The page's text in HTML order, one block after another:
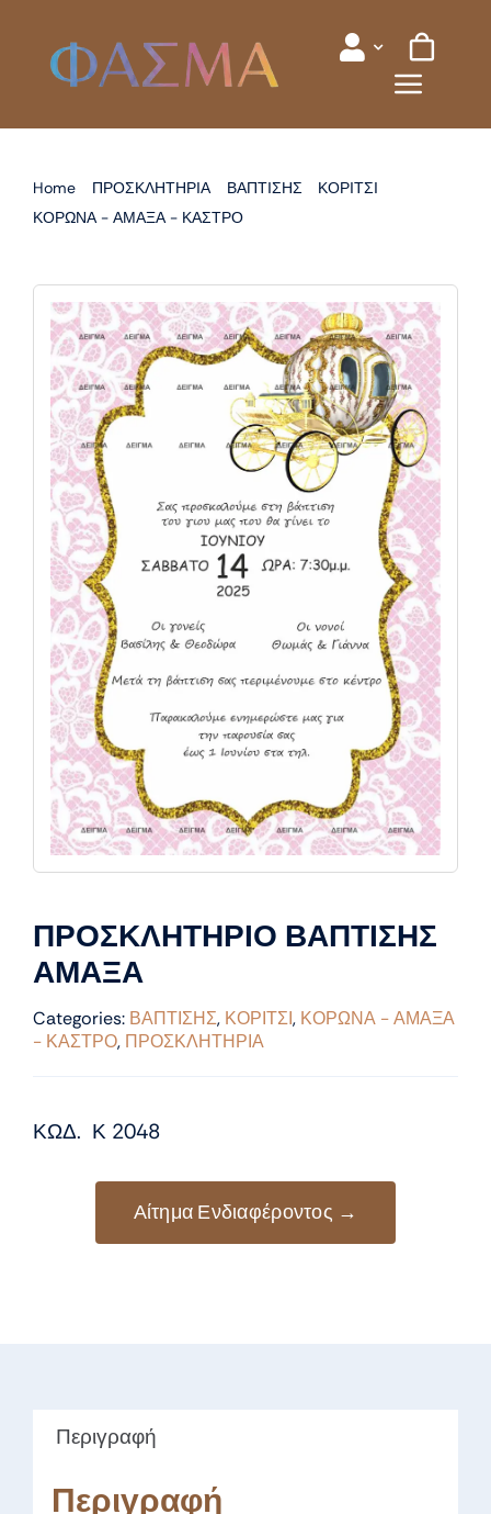
content
Home ΠΡΟΣΚΛΗΤΗΡΙΑ ΒΑΠΤΙΣΗΣ
ΚΟΡΙΤΣΙ
ΚΟΡΩΝΑ - ΑΜΑΞΑ - ΚΑΣΤΡΟ
ΠΡΟΣΚΛΗΤΗΡΙΟ ΒΑΠΤΙΣΗΣ
ΑΜΑΞΑ
Categories: ΒΑΠΤΙΣΗΣ, ΚΟΡΙΤΣΙ, ΚΟΡΩΝΑ - ΑΜΑΞΑ
- ΚΑΣΤΡΟ, ΠΡΟΣΚΛΗΤΗΡΙΑ
ΚΩΔ. Κ 2048
Αίτημα Ενδιαφέροντος →
Περιγραφή
Περιγραφή